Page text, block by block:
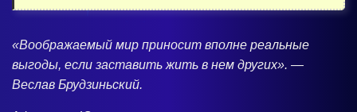
«Воображаемый мир приносит вполне реальные
выгоды, если заставить жить в нем других». —
Веслав Брудзиньский.